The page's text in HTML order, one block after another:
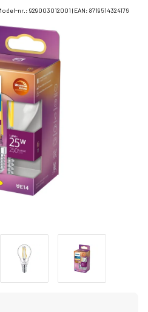
nr.: 929003012001 | EAN: 8719514324176